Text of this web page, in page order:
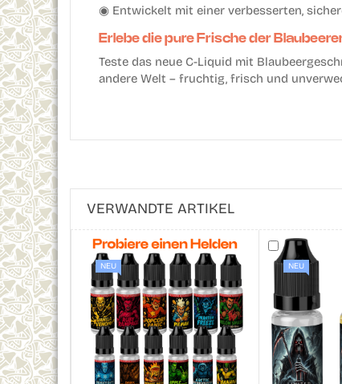
◉ Entwickelt mit einer verbesserten,
Erlebe die pure Frische der
Teste das neue C-Liquid mit
andere Welt – fruchtig, frisch und
VERWANDTE ARTIKEL
NEU NEU